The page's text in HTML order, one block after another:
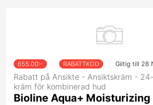
655.00:- RABATTKOD Giltig till 28
Rabatt på Ansikte - Ansiktskräm -
kräm för kombinerad hud
Bioline Aqua+ Moisturizing